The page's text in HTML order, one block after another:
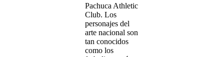
Pachuca Athletic
Club. Los
personajes del
arte nacional son
tan conocidos
como los